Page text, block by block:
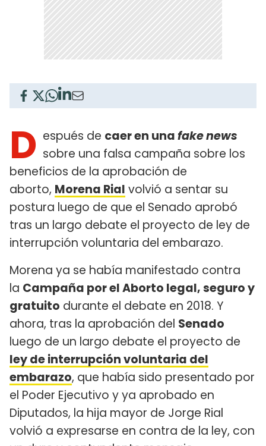
D espués de caer en unafake news
sobre una falsa campaña sobre los
beneficios de la aprobación de
aborto, Morena Rial volvió a sentar su
postura luego de que el Senado aprobó
tras un largo debate el proyecto de ley de
interrupción voluntaria del embarazo.
Morena ya se había manifestado contra
la Campaña por el Aborto legal, seguro y
gratuito durante el debate en 2018. Y
ahora, tras la aprobación del Senado
luego de un largo debate el proyecto de
ley de interrupción voluntaria del
embarazo, que había sido presentado por
el Poder Ejecutivo y ya aprobado en
Diputados, la hija mayor de Jorge Rial
volvió a expresarse en contra de la ley, con